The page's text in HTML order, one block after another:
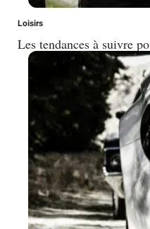
Loisirs
Les tendances à suivre